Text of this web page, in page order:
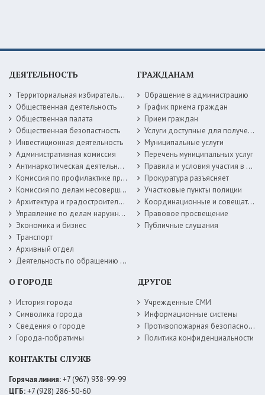
ДЕЯТЕЛЬНОСТЬ
Территориальная избирательная комиссия
Общественная деятельность
Общественная палата
Общественная безопастность
Инвестиционная деятельность
Административная комиссия
Антинаркотическая деятельность
Комиссия по профилактике правонарушений
Комиссия по делам несовершеннолетних
Архитектура и градостроительство
Управление по делам наружной рекламы
Экономика и бизнес
Транспорт
Архивный отдел
Деятельность по обращению с животными без владельцев
ГРАЖДАНАМ
Обращение в администрацию
График приема граждан
Прием граждан
Услуги доступные для получения в электронной форме
Муниципальные услуги
Перечень муниципальных услуг
Правила и условия участия в жилищных программах
Прокуратура разъясняет
Участковые пункты полиции
Координационные и совещательные органы
Правовое просвещение
Публичные слушания
О ГОРОДЕ
История города
Символика города
Сведения о городе
Города-побратимы
ДРУГОЕ
Учрежденные СМИ
Информационные системы
Противопожарная безопасность
Политика конфиденциальности
КОНТАКТЫ СЛУЖБ
Горячая линия:+7 (967) 938-99-99
ЦГБ:+7 (928) 286-50-60